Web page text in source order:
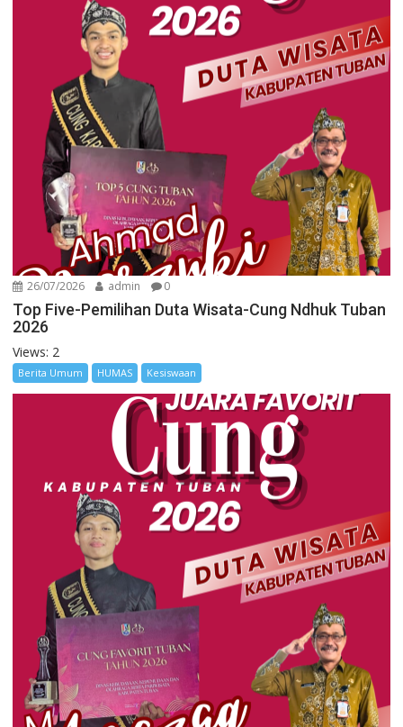
26/07/2026 admin 0
Top Five-Pemilihan Duta Wisata-Cung Ndhuk Tuban
2026
Views: 2
Berita Umum HUMAS Kesiswaan